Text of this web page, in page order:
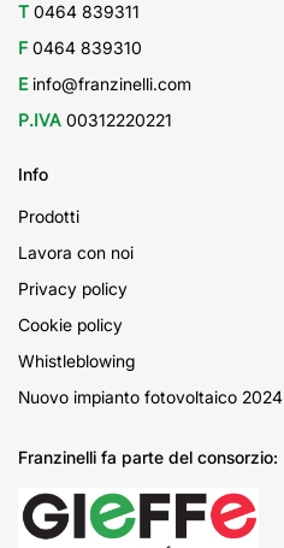
T 0464 839311
F 0464 839310
E info@franzinelli.com
P.IVA 00312220221
Info
Prodotti
Lavora con noi
Privacy policy
Cookie policy
Whistleblowing
Nuovo impianto fotovoltaico 2024
Franzinelli fa parte del consorzio: